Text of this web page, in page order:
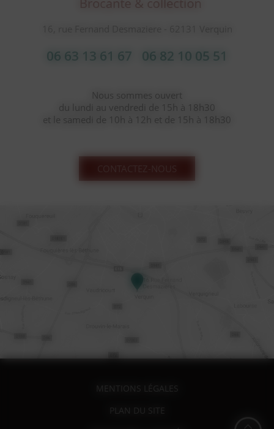
06 63 13 61 67 06 82 10 05 51
Nous sommes ouvert
du lundi au vendredi de 15h à 18h30
et le samedi de 10h à 12h et de 15h à 18h30
MENTIONS LÉGALES
PLAN DU SITE